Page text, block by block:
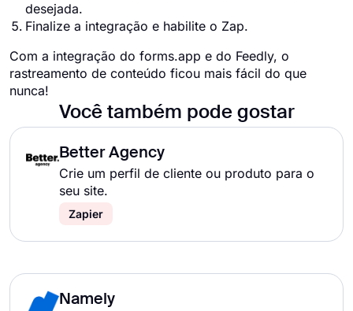
desejada.
Finalize a integração e habilite o Zap.
Com a integração do forms.app e do Feedly, o
rastreamento de conteúdo ficou mais fácil do que
nunca!
Você também pode gostar
Better Agency
Crie um perfil de cliente ou produto para o
seu site.
Zapier
Namely